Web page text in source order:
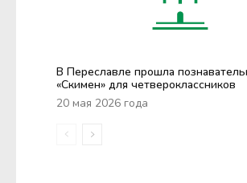
В Переславле прошла
«Скимен» для четвероклассников
20 мая 2026 года